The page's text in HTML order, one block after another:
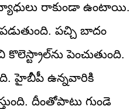
రాకుండా ఉంటాయి.
పచ్చి బాదం
పెంచుతుంది.
హైబీపీ ఉన్నవారికి
దీంతోపాటు గుండె